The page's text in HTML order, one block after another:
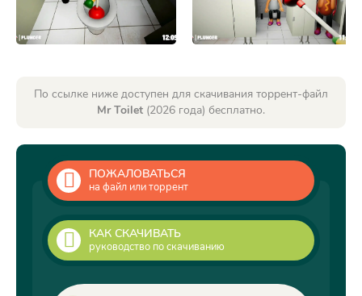
По ссылке ниже доступен для скачивания торрент-файл
Mr Toilet (2026 года) бесплатно.
ПОЖАЛОВАТЬСЯ
на файл или торрент
КАК СКАЧИВАТЬ
руководство по скачиванию